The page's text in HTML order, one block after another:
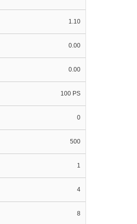
1.10
0.00
0.00
100 PS
0
500
1
4
8